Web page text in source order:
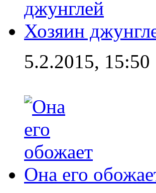
Хозяин
5.2.2015, 15:50
Она его